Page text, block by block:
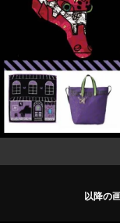
以降の